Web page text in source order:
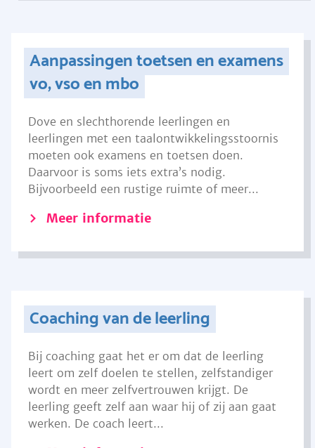
Aanpassingen toetsen en examens
vo, vso en mbo
Dove en slechthorende leerlingen en
leerlingen met een taalontwikkelingsstoornis
moeten ook examens en toetsen doen.
Daarvoor is soms iets extra’s nodig.
Bijvoorbeeld een rustige ruimte of meer...
Meer informatie
Coaching van de leerling
Bij coaching gaat het er om dat de leerling
leert om zelf doelen te stellen, zelfstandiger
wordt en meer zelfvertrouwen krijgt. De
leerling geeft zelf aan waar hij of zij aan gaat
werken. De coach leert...